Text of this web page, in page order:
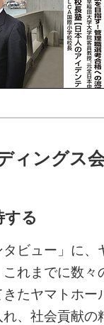
ィングス
する
ビュー」に、
れまでに数々
たヤマトホー
、社会貢献の